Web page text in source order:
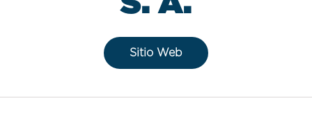
Sitio Web